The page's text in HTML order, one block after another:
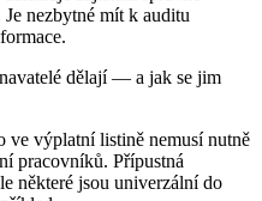
nezbytné mít k auditu
dělají — a jak se jim
ve výplatní listině nemusí nutně
pracovníků. Přípustná
některé jsou univerzální do